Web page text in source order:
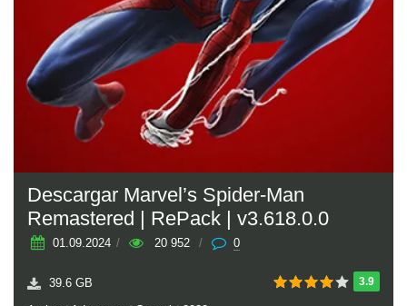
Descargar Marvel’s Spider-Man
Remastered | RePack | v3.618.0.0
01.09.2024 / 20 952 / 0
3.9
39.6 GB